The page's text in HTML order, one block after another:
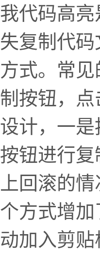
我代码高
失复制代
方式。常
制按钮，
设计，一
按钮进行
上回滚的
个方式增
动加入剪贴